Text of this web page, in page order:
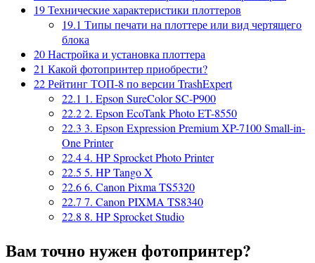
19Технические характеристики плоттеров
19.1 Типы печати на плоттере или вид чертящего
блока
20Настройка и установка плоттера
21 Какой фотопринтер приобрести?
22Рейтинг ТОП-8 по версии TrashExpert
22.1 1. Epson SureColor SC-P900
22.22. Epson EcoTank Photo ET-8550
22.3 3. Epson Expression Premium XP-7100 Small-in-
One Printer
22.44. HP Sprocket Photo Printer
22.5 5. HP Tango X
22.66. Canon Pixma TS5320
22.7 7. Canon PIXMA TS8340
22.8 8. HP Sprocket Studio
Вам точно нужен фотопринтер?